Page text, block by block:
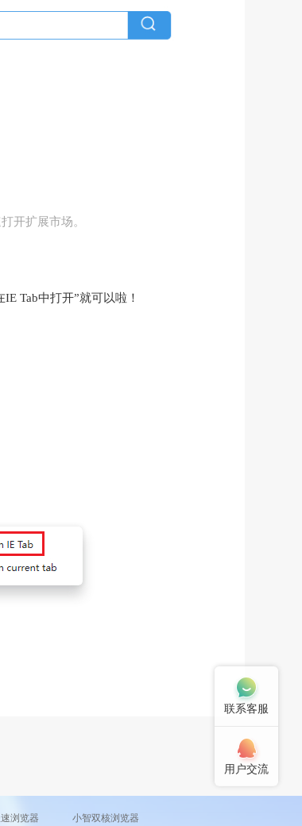
开扩展市场。
Tab中打开”就可以啦！
浏览器 小智双核浏览器
联系客服
用户交流